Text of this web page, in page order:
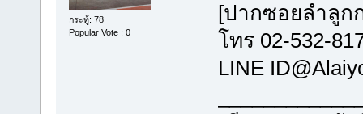
กระทู้: 78
Popular Vote : 0
[ปากซอย
โทร 02-
LINE